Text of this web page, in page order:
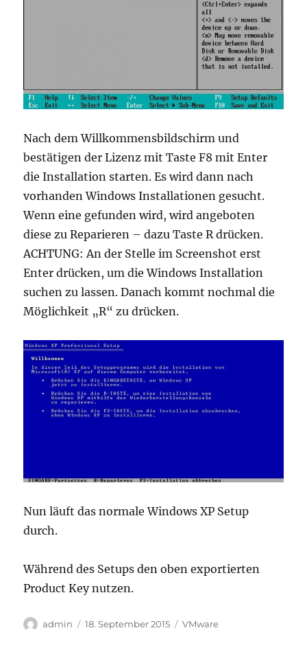
Nach dem Willkommensbildschirm und
bestätigen der Lizenz mit Taste F8 mit Enter
die Installation starten. Es wird dann nach
vorhanden Windows Installationen gesucht.
Wenn eine gefunden wird, wird angeboten
diese zu Reparieren – dazu Taste R drücken.
ACHTUNG: An der Stelle im Screenshot erst
Enter drücken, um die Windows Installation
suchen zu lassen. Danach kommt nochmal die
Möglichkeit „R“ zu drücken.
Nun läuft das normale Windows XP Setup
durch.
Während des Setups den oben exportierten
Product Key nutzen.
Autor
admin
Veröffentlicht
18. September 2015 Kategorien
VMware